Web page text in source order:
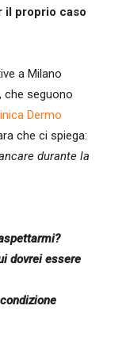
il proprio caso
a Milano
che seguono
Dermo
che ci spiega:
durante la
dovrei essere